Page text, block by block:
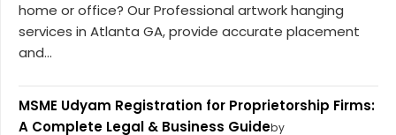
home or office? Our Professional artwork hanging
services in Atlanta GA, provide accurate placement
and...
MSME Udyam Registration for Proprietorship Firms:
A Complete Legal & Business Guideby